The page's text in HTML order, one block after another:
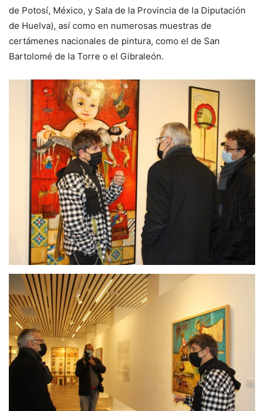
de Potosí, México, y Sala de la Provincia de la Diputación
de Huelva), así como en numerosas muestras de
certámenes nacionales de pintura, como el de San
Bartolomé de la Torre o el Gibraleón.